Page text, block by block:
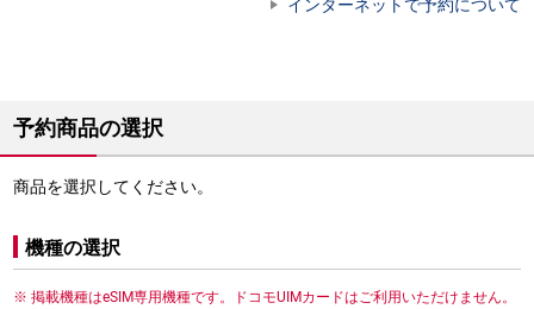
インターネットで予約について
予約商品の選択
商品を選択してください。
機種の選択
掲載機種はeSIM専用機種です。ドコモUIMカードはご利用いただけません。